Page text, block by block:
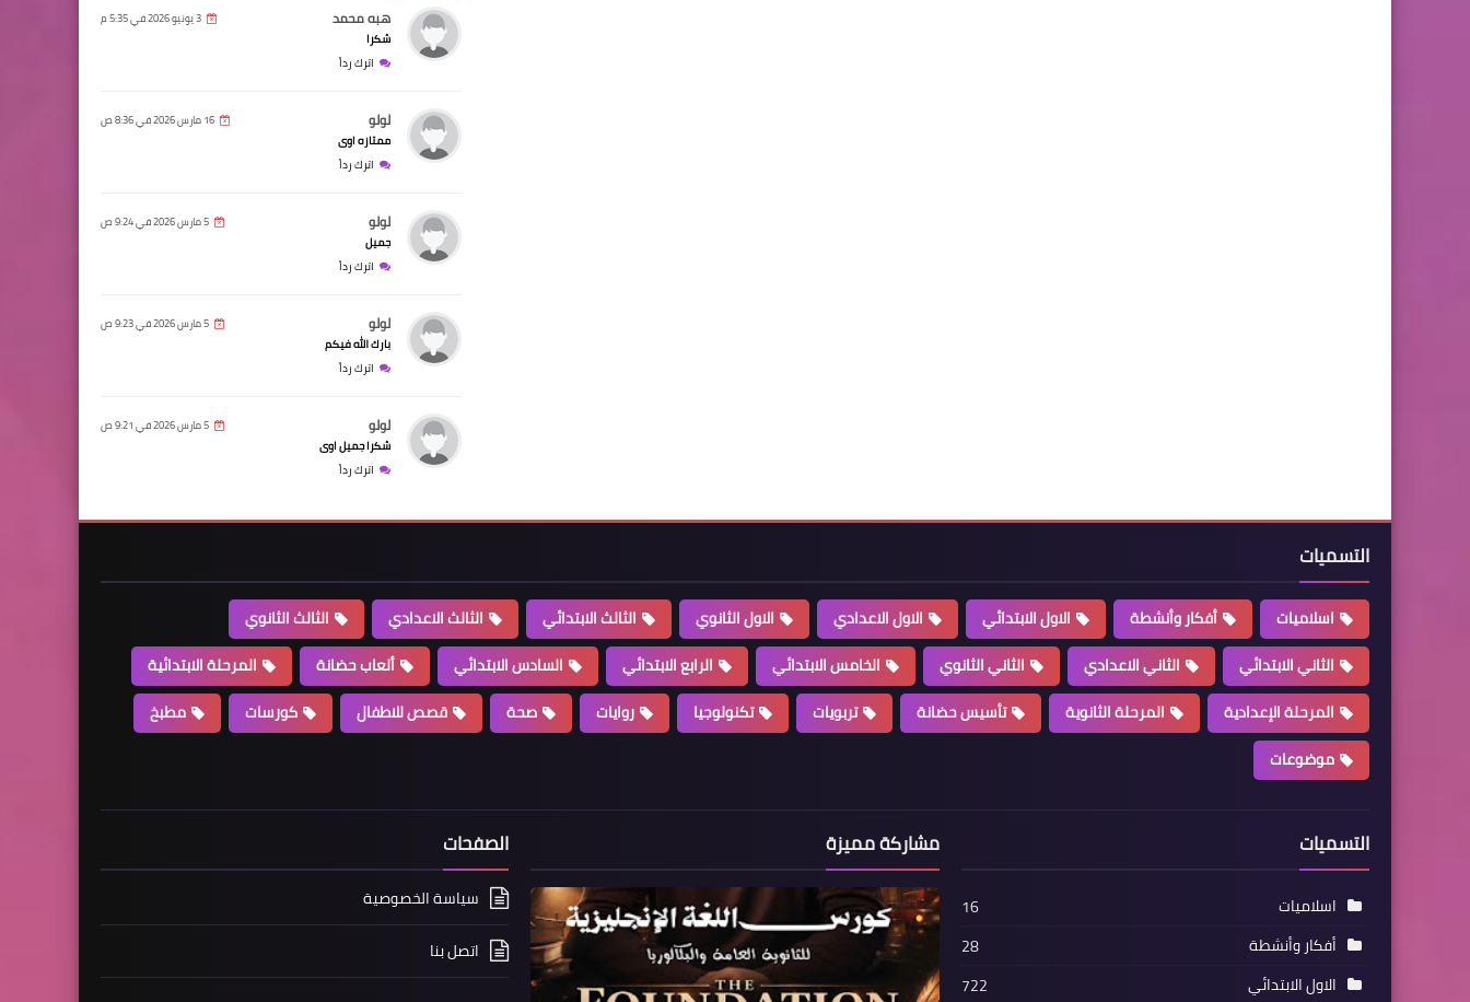
هبه محمد 3 يونيو 2026 في 5:35 م
شكرا
اترك رداً
لولو 16 مارس 2026 في 8:36 ص
ممتازه اوى
اترك رداً
لولو 5 مارس 2026 في 9:24 ص
جميل
اترك رداً
لولو 5 مارس 2026 في 9:23 ص
بارك الله فيكم
اترك رداً
لولو 5 مارس 2026 في 9:21 ص
شكرا جميل اوى
اترك رداً
التسميات
اسلاميات أفكار وأنشطة الاول الابتدائي الاول الاعدادي الاول الثانوي الثالث الابتدائي الثالث الاعدادي
الثالث الثانوي
الثاني الابتدائي
الثاني الاعدادي الثاني الثانوي الخامس الابتدائي الرابع الابتدائي السادس الابتدائي ألعاب حضانة
المرحلة الابتدائية
المرحلة الإعدادية
المرحلة الثانوية تأسيس حضانة تربويات تكنولوجيا روايات صحة قصص للاطفال كورسات
مطبخ
موضوعات
التسميات
اسلاميات
16
أفكار وأنشطة
28
الاول الابتدائي
722
مشاركة مميزة الصفحات
سياسة الخصوصية
اتصل بنا